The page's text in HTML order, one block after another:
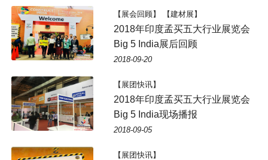
【展会回顾】 【建材展】
2018年印度孟买五大行业展览会
Big 5 India展后回顾
2018-09-20
【展团快讯】
2018年印度孟买五大行业展览会
Big 5 India现场播报
2018-09-05
【展团快讯】